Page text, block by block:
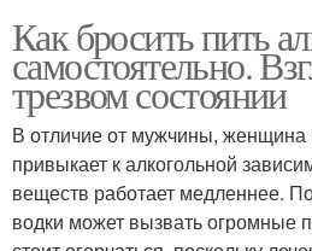
Как бросить пить
самостоятельно.
трезвом состоянии
В отличие от мужчины, женщина
привыкает к алкогольной
веществ работает медленнее.
водки может вызвать огромные